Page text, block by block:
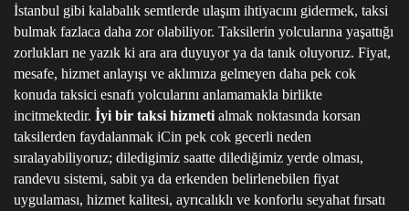
İstanbul gibi kalabalık semtlerde ulaşım ihtiyacını gidermek, taksi
bulmak fazlaca daha zor olabiliyor. Taksilerin yolcularına yaşattığı
zorlukları ne yazık ki ara ara duyuyor ya da tanık oluyoruz. Fiyat,
mesafe, hizmet anlayışı ve aklımıza gelmeyen daha pek cok
konuda taksici esnafı yolcularını anlamamakla birlikte
incitmektedir. İyi bir taksi hizmeti almak noktasında korsan
taksilerden faydalanmak iCin pek cok gecerli neden
sıralayabiliyoruz; diledigimiz saatte dilediğimiz yerde olması,
randevu sistemi, sabit ya da erkenden belirlenebilen fiyat
uygulaması, hizmet kalitesi, ayrıcalıklı ve konforlu seyahat fırsatı